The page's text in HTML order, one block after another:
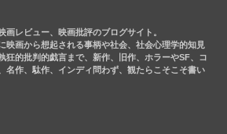
画レビュー、映画批評のブログサイト。
映画から想起される事柄や社会、社会心理学的知見
狂的批判的戯言まで、新作、旧作、ホラーやSF、コ
名作、駄作、インディ問わず、観たらこそこそ書い